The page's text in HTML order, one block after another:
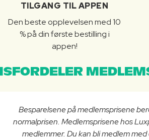
TILGANG TIL APPEN
Den beste opplevelsen med 10
% på din første bestilling i
appen!
Besparelsene på medlemsprisene
normalprisen. Medlemsprisene hos
medlemmer. Du kan bli medlem